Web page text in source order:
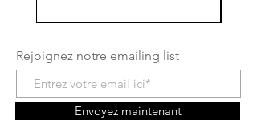
Rejoignez notre emailing list
Envoyez maintenant